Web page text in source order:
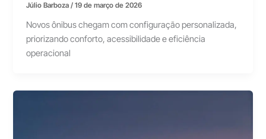
Júlio Barboza/19 de março de 2026
Novos ônibus chegam com configuração personalizada,
priorizando conforto, acessibilidade e eficiência
operacional